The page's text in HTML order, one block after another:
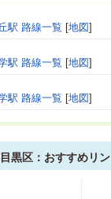
駅 路線一覧 [地図]
駅 路線一覧 [地図]
駅 路線一覧 [地図]
黒区：おすすめリン